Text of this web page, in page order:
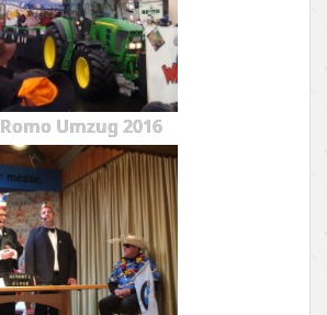
Romo Umzug 2016